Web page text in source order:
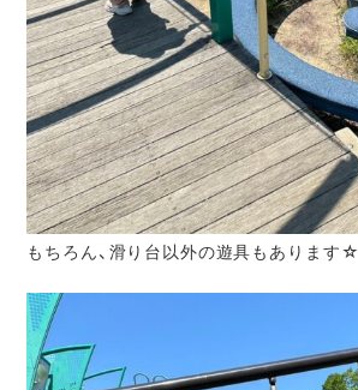
もちろん、滑り台以外の遊具もあります☆